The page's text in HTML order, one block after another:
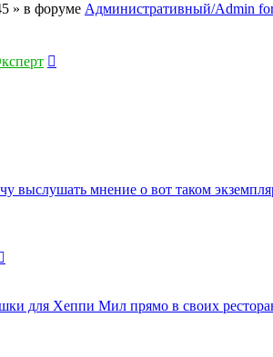
» в форуме Административный/Admin
выслушать мнение о вот таком
для Хеппи Мил прямо в своих